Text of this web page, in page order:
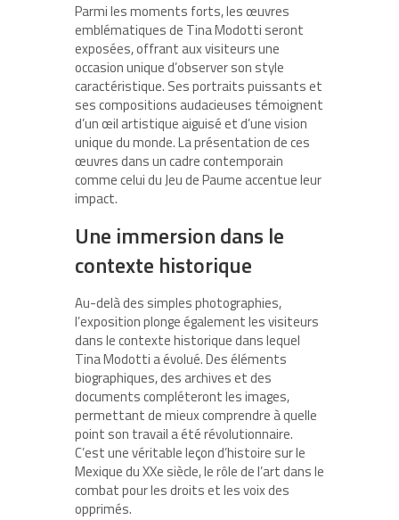
Parmi les moments forts, les œuvres
emblématiques de Tina Modotti seront
exposées, offrant aux visiteurs une
occasion unique d’observer son style
caractéristique. Ses portraits puissants et
ses compositions audacieuses témoignent
d’un œil artistique aiguisé et d’une vision
unique du monde. La présentation de ces
œuvres dans un cadre contemporain
comme celui du Jeu de Paume accentue leur
impact.
Une immersion dans le
contexte historique
Au-delà des simples photographies,
l’exposition plonge également les visiteurs
dans le contexte historique dans lequel
Tina Modotti a évolué. Des éléments
biographiques, des archives et des
documents compléteront les images,
permettant de mieux comprendre à quelle
point son travail a été révolutionnaire.
C’est une véritable leçon d’histoire sur le
Mexique du XXe siècle, le rôle de l’art dans le
combat pour les droits et les voix des
opprimés.